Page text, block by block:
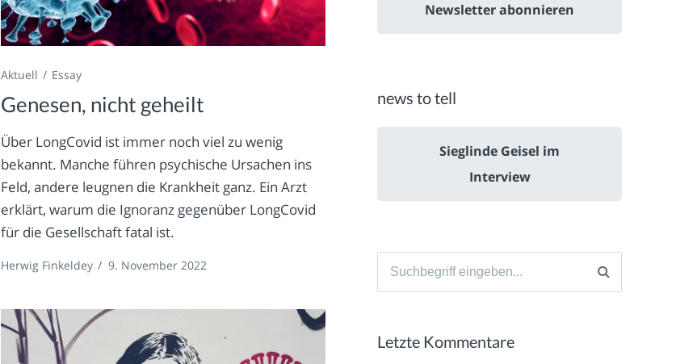
Aktuell Essay
Genesen, nicht geheilt
Über LongCovid ist immer noch viel zu wenig
bekannt. Manche führen psychische Ursachen ins
Feld, andere leugnen die Krankheit ganz. Ein Arzt
erklärt, warum die Ignoranz gegenüber LongCovid
für die Gesellschaft fatal ist.
Herwig Finkeldey / 9. November 2022
Newsletter abonnieren
news to tell
Sieglinde Geisel im
Interview
Suche
Letzte Kommentare